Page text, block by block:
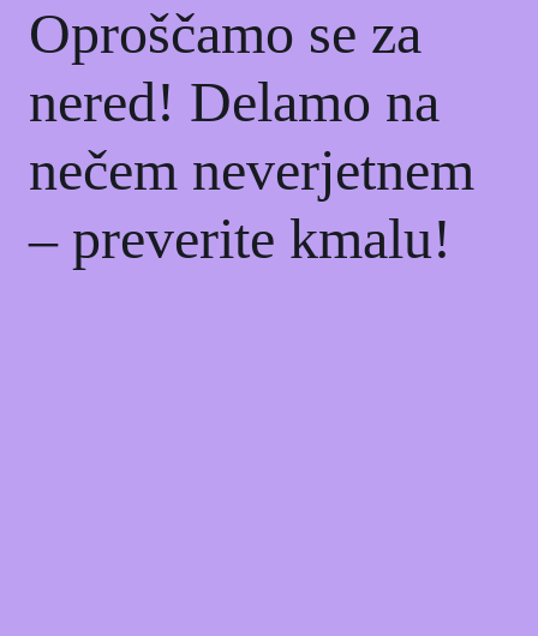
Oproščamo se za
nered! Delamo na
nečem neverjetnem
– preverite kmalu!